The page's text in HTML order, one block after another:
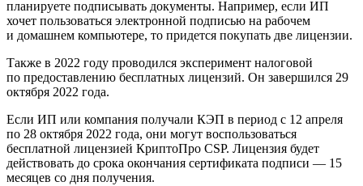
планируете подписывать документы. Например, если ИП
хочет пользоваться электронной подписью на рабочем
и домашнем компьютере, то придется покупать две лицензии.
Также в 2022 году проводился эксперимент налоговой
по предоставлению бесплатных лицензий. Он завершился 29
октября 2022 года.
Если ИП или компания получали КЭП в период с 12 апреля
по 28 октября 2022 года, они могут воспользоваться
бесплатной лицензией КриптоПро CSP. Лицензия будет
действовать до срока окончания сертификата подписи — 15
месяцев со дня получения.